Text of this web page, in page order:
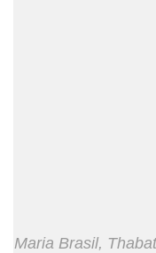
Maria Brasil,